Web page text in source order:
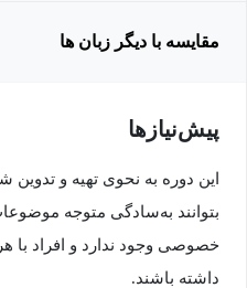
مقایسه با دیگر زبان ها
پیش‌نیاز‌ها
این دوره به نحوی تهیه و
بتوانند به‌سادگی متوجه
خصوصی وجود ندارد و افراد با
داشته باشند.